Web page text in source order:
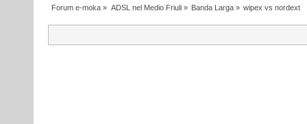
Forum e-moka » ADSL nel Medio Friuli» Banda Larga» wipex vs nordext